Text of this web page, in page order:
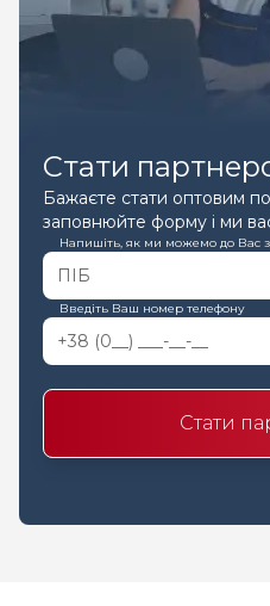
Стати
Бажаєте стати оптовим
заповнюйте форму і ми
Напишіть, як ми можемо до Вас
Введіть Ваш номер телефону
Стати